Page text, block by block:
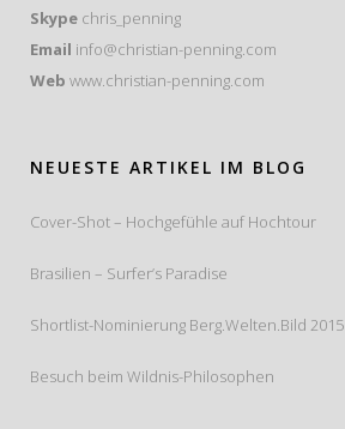
Skype chris_penning
Email info@christian-penning.com
Web www.christian-penning.com
NEUESTE ARTIKEL IM BLOG
Cover-Shot – Hochgefühle auf Hochtour
Brasilien – Surfer’s Paradise
Shortlist-Nominierung Berg.Welten.Bild 2015
Besuch beim Wildnis-Philosophen